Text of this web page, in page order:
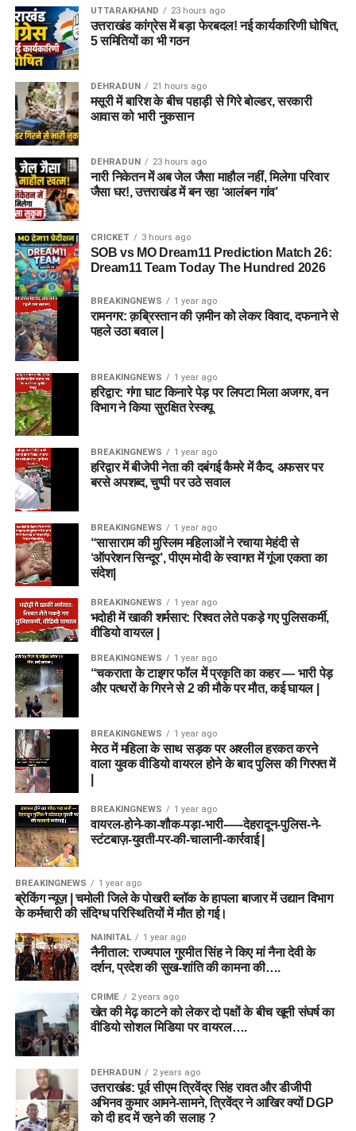
UTTARAKHAND 23 hours ago
उत्तराखंड कांग्रेस में बड़ा फेरबदल! नई कार्यकारिणी घोषित,
5 समितियों का भी गठन
DEHRADUN 21 hours ago
मसूरी में बारिश के बीच पहाड़ी से गिरे बोल्डर, सरकारी
आवास को भारी नुकसान
DEHRADUN 23 hours ago
नारी निकेतन में अब जेल जैसा माहौल नहीं, मिलेगा परिवार
जैसा घर!, उत्तराखंड में बन रहा ‘आलंबन गांव’
CRICKET 3 hours ago
SOB vs MO Dream11 Prediction Match 26:
Dream11 Team Today The Hundred 2026
BREAKINGNEWS 1 year ago
रामनगर: क़ब्रिस्तान की ज़मीन को लेकर विवाद, दफनाने से
पहले उठा बवाल |
BREAKINGNEWS 1 year ago
हरिद्वार: गंगा घाट किनारे पेड़ पर लिपटा मिला अजगर, वन
विभाग ने किया सुरक्षित रेस्क्यू
BREAKINGNEWS 1 year ago
हरिद्वार में बीजेपी नेता की दबंगई कैमरे में कैद, अफसर पर
बरसे अपशब्द, चुप्पी पर उठे सवाल
BREAKINGNEWS 1 year ago
“सासाराम की मुस्लिम महिलाओं ने रचाया मेहंदी से
‘ऑपरेशन सिन्दूर’, पीएम मोदी के स्वागत में गूंजा एकता का
संदेश|
BREAKINGNEWS 1 year ago
भदोही में खाकी शर्मसार: रिश्वत लेते पकड़े गए पुलिसकर्मी,
वीडियो वायरल |
BREAKINGNEWS 1 year ago
“चकराता के टाइगर फॉल में प्रकृति का कहर — भारी पेड़
और पत्थरों के गिरने से 2 की मौके पर मौत, कई घायल |
BREAKINGNEWS 1 year ago
मेरठ में महिला के साथ सड़क पर अश्लील हरकत करने
वाला युवक वीडियो वायरल होने के बाद पुलिस की गिरफ्त में
BREAKINGNEWS 1 year ago
वायरल-होने-का-शौक-पड़ा-भारी-—-देहरादून-पुलिस-ने-
स्टंटबाज़-युवती-पर-की-चालानी-कार्रवाई |
BREAKINGNEWS 1 year ago
ब्रेकिंग न्यूज़ | चमोली जिले के पोखरी ब्लॉक के हापला बाजार में उद्यान विभाग
के कर्मचारी की संदिग्ध परिस्थितियों में मौत हो गई।
NAINITAL 1 year ago
नैनीताल: राज्यपाल गुरमीत सिंह ने किए मां नैना देवी के
दर्शन, प्रदेश की सुख-शांति की कामना की….
CRIME 2 years ago
खेत की मेढ़ काटने को लेकर दो पक्षों के बीच खूनी संघर्ष का
वीडियो सोशल मिडिया पर वायरल….
DEHRADUN 2 years ago
उत्तराखंड: पूर्व सीएम त्रिवेंद्र सिंह रावत और डीजीपी
अभिनव कुमार आमने-सामने, त्रिवेंद्र ने आखिर क्यों DGP
को दी हद में रहने की सलाह ?